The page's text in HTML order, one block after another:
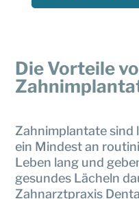
Die Vorteile
Zahnimplantate sind
ein Mindest an
Leben lang und
gesundes Lächeln
Zahnarztpraxis